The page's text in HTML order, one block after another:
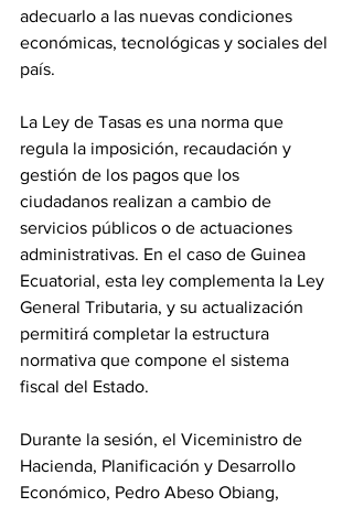
adecuarlo a las nuevas condiciones
económicas, tecnológicas y sociales del
país.
La Ley de Tasas es una norma que
regula la imposición, recaudación y
gestión de los pagos que los
ciudadanos realizan a cambio de
servicios públicos o de actuaciones
administrativas. En el caso de Guinea
Ecuatorial, esta ley complementa la Ley
General Tributaria, y su actualización
permitirá completar la estructura
normativa que compone el sistema
fiscal del Estado.
Durante la sesión, el Viceministro de
Hacienda, Planificación y Desarrollo
Económico, Pedro Abeso Obiang,